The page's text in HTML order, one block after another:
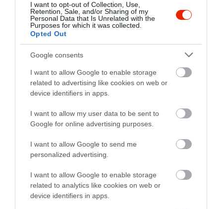
I want to opt-out of Collection, Use,
Retention, Sale, and/or Sharing of my
Personal Data that Is Unrelated with the
Purposes for which it was collected.
Opted Out
Google consents
I want to allow Google to enable storage
related to advertising like cookies on web or
device identifiers in apps.
I want to allow my user data to be sent to
Google for online advertising purposes.
I want to allow Google to send me
personalized advertising.
I want to allow Google to enable storage
related to analytics like cookies on web or
device identifiers in apps.
Molnár Nóra
2019. Augusztus 20.
Régi kedvenc cukrászdánk,
ahol a sütemények nem
újragondoltak hanem
ugyanazok mint régen! A
Lajcsi szelet mindent visz, de
a többi retro sütit is imádjuk.
Természetesen újdonságok is
vannak ha valaki szeret
Az árak megfizethetők, nálunk
ez a hely a nyerő!
Jelentés
Isteni sütemények ☺️ és még
paleo sütik is vannak,